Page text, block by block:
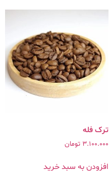
ترک فله
3.100.000 تومان
افزودن به سبد خرید